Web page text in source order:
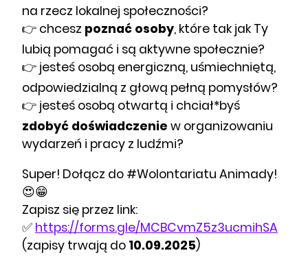
na rzecz lokalnej społeczności?
👉 chcesz poznać osoby, które tak jak Ty
lubią pomagać i są aktywne społecznie?
👉 jesteś osobą energiczną, uśmiechniętą,
odpowiedzialną z głową pełną pomysłów?
👉 jesteś osobą otwartą i chciał*byś
zdobyć doświadczenie w organizowaniu
wydarzeń i pracy z ludźmi?
Super! Dołącz do #Wolontariatu Animady!
😍😁
Zapisz się przez link:
✅ https://forms.gle/MCBCvmZ5z3ucmihSA
(zapisy trwają do 10.09.2025)